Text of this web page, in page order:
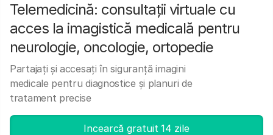
Telemedicină: consultaţii virtuale cu
acces la imagistică medicală pentru
neurologie, oncologie, ortopedie
Partajați și accesați în siguranță imagini
medicale pentru diagnostice și planuri de
tratament precise
Incearcă gratuit 14 zile